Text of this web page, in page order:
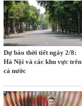
Dự báo thời tiết ngày 2/8:
Hà Nội và các khu vực trên
cả nước